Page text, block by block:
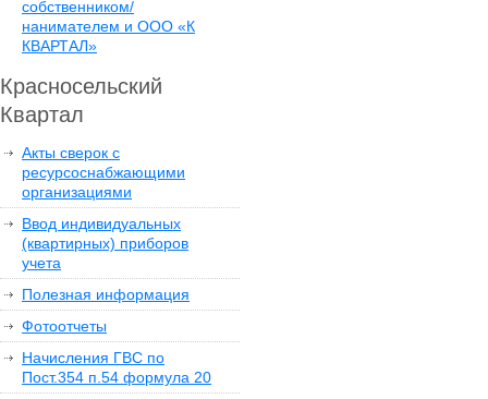
собственником/
нанимателем и ООО «К
КВАРТАЛ»
Красносельский
Квартал
Акты сверок с
ресурсоснабжающими
организациями
Ввод индивидуальных
(квартирных) приборов
учета
Полезная информация
Фотоотчеты
Начисления ГВС по
Пост.354 п.54 формула 20